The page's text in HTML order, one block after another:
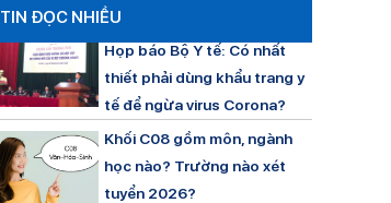
TIN ĐỌC NHIỀU
Họp báo Bộ Y tế: Có nhất
thiết phải dùng khẩu trang y
tế để ngừa virus Corona?
Khối C08 gồm môn, ngành
học nào? Trường nào xét
tuyển 2026?